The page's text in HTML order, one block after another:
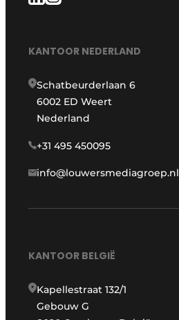
KANTOOR NEDERLAND
Schatbeurderlaan 6
6002 ED Weert
Nederland
+31 495 450095
info@louwersmediagroep.nl
KANTOOR BELGIË
Kapellestraat 132/1
Gebouw G